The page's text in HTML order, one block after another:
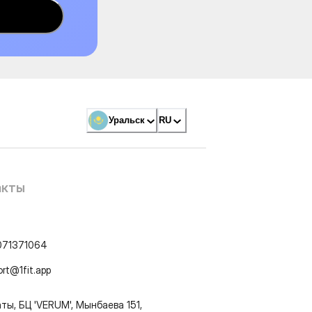
Уральск RU
БЦ 'VERUM', Мынбаева 151,